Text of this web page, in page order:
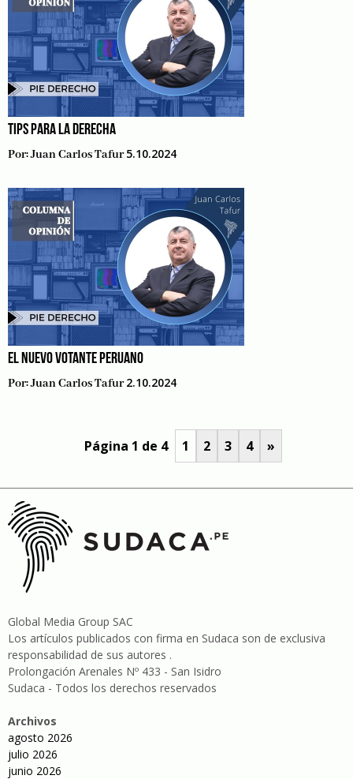
TIPS PARA LA DERECHA
Por:Juan Carlos Tafur 5.10.2024
EL NUEVO VOTANTE PERUANO
Por:Juan Carlos Tafur 2.10.2024
Página 1 de 4 1 2 3 4 »
Global Media Group SAC
Los artículos publicados con firma en Sudaca son de exclusiva
responsabilidad de sus autores .
Prolongación Arenales Nº 433 - San Isidro
Sudaca - Todos los derechos reservados
Archivos
agosto 2026
julio 2026
junio 2026